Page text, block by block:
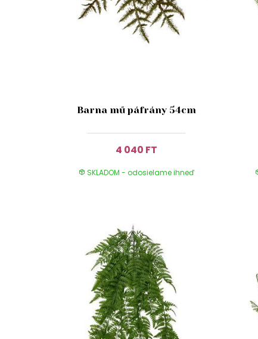
Barna mű páfrány 54cm
4 040 FT
SKLADOM - odosielame ihneď